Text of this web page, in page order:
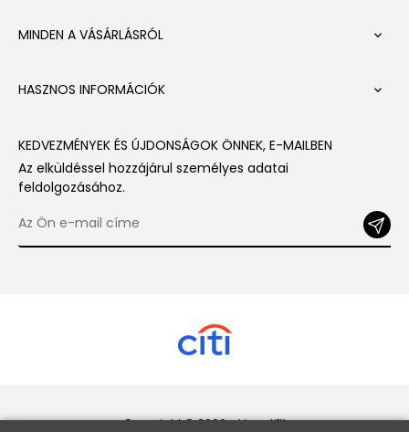
MINDEN A VÁSÁRLÁSRÓL 
HASZNOS INFORMÁCIÓK 
KEDVEZMÉNYEK ÉS ÚJDONSÁGOK ÖNNEK, E-MAILBEN
Az elküldéssel hozzájárul személyes adatai
feldolgozásához.
Copyright © 2026 - Veneti™